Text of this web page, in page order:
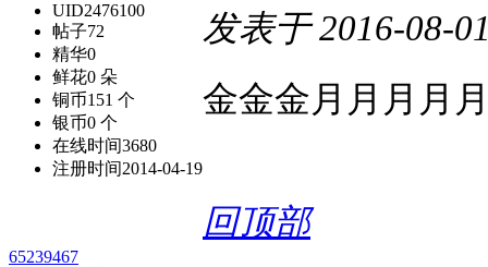
UID2476100
帖子72
精华0
鲜花0 朵
铜币151 个
银币0 个
在线时间3680
注册时间2014-04-19
发表于2016-08-
金金金月月月月
回顶部
65239467